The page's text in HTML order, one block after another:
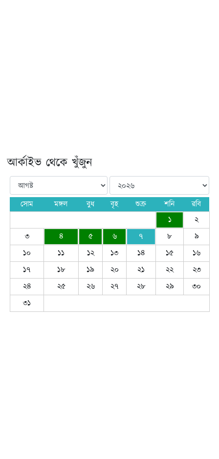
আর্কাইভ থেকে খুঁজুন
সোম মঙ্গল বুধ বৃহ শুক্র শনি
রবি
১
২
৩
৪ ৫ ৬ ৭ ৮
৯
১০
১১ ১২ ১৩ ১৪ ১৫
১৬
১৭
১৮ ১৯ ২০ ২১ ২২
২৩
২৪
২৫ ২৬ ২৭ ২৮ ২৯
৩০
৩১